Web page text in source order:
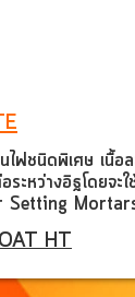
ไฟชนิดพิเศษ เนื้
ระหว่างอิฐโดยจ
Setting
HT